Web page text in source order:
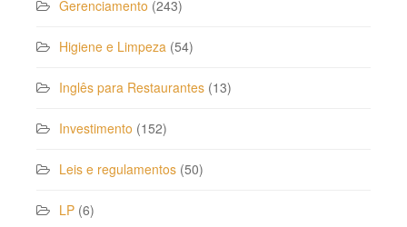
Gerenciamento (243)
Higiene e Limpeza (54)
Inglês para Restaurantes (13)
Investimento (152)
Leis e regulamentos (50)
LP (6)